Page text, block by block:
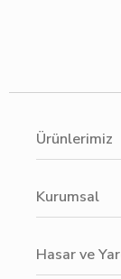
Ürünlerimiz
Kurumsal
Hasar ve